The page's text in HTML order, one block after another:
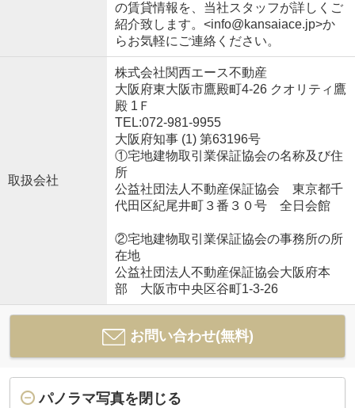
の賃貸情報を、当社スタッフが詳しくご
紹介致します。<info@kansaiace.jp>か
らお気軽にご連絡ください。
取扱会社
株式会社関西エース不動産
大阪府東大阪市鷹殿町4-26 クオリティ鷹
殿 1Ｆ
TEL:072-981-9955
大阪府知事 (1) 第63196号
①宅地建物取引業保証協会の名称及び住
所
公益社団法人不動産保証協会 東京都千
代田区紀尾井町３番３０号 全日会館
②宅地建物取引業保証協会の事務所の所
在地
公益社団法人不動産保証協会大阪府本
部 大阪市中央区谷町1-3-26
お問い合わせ(無料)
パノラマ写真を閉じる